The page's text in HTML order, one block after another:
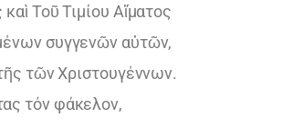
Τοῦ Τιμίου Αἵματος
συγγενῶν αὐτῶν,
τῶν Χριστουγέννων.
τόν φάκελον,